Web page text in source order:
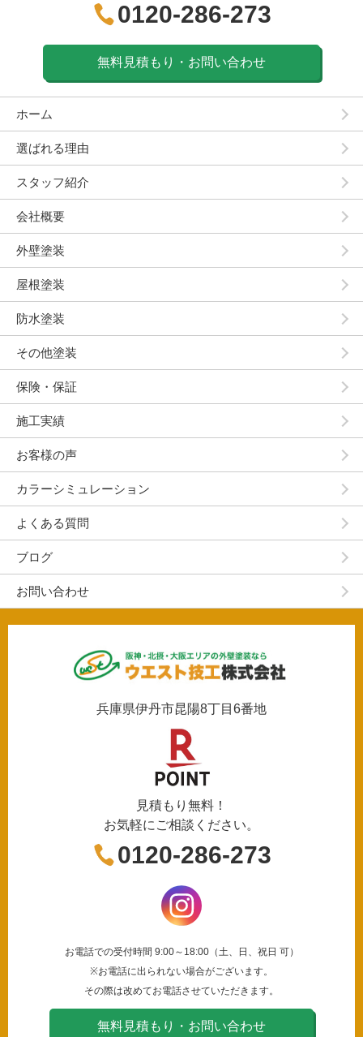
0120-286-273
無料見積もり・お問い合わせ
ホーム
選ばれる理由
スタッフ紹介
会社概要
外壁塗装
屋根塗装
防水塗装
その他塗装
保険・保証
施工実績
お客様の声
カラーシミュレーション
よくある質問
ブログ
お問い合わせ
兵庫県伊丹市昆陽8丁目6番地
見積もり無料！
お気軽にご相談ください。
0120-286-273
お電話での受付時間 9:00～18:00（土、日、祝日 可）
※お電話に出られない場合がございます。
その際は改めてお電話させていただきます。
無料見積もり・お問い合わせ